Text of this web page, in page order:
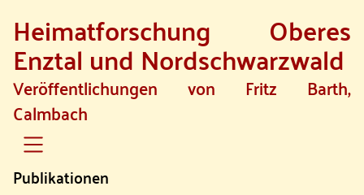
SKIP TO MAIN CONTENT
Heimatforschung Oberes
Enztal und Nordschwarzwald
Veröffentlichungen von Fritz Barth,
Calmbach
Publikationen